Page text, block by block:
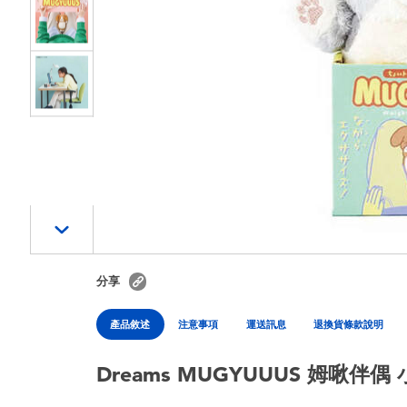
分享
產品敘述 注意事項 運送訊息 退換貨條款說明
Dreams MUGYUUUS 姆啾伴偶